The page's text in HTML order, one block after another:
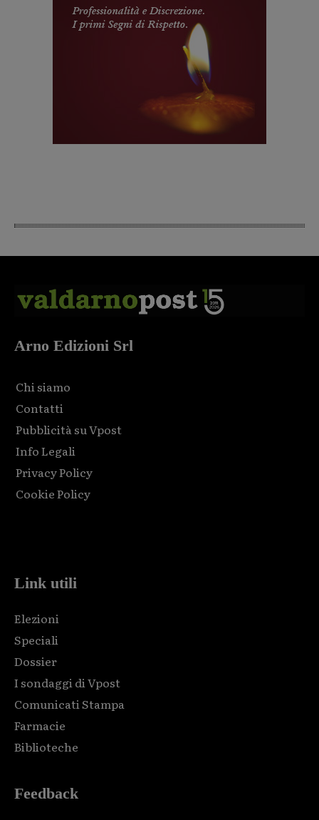
Arno Edizioni Srl
Chi siamo
Contatti
Pubblicità su Vpost
Info Legali
Privacy Policy
Cookie Policy
Link utili
Elezioni
Speciali
Dossier
I sondaggi di Vpost
Comunicati Stampa
Farmacie
Biblioteche
Feedback